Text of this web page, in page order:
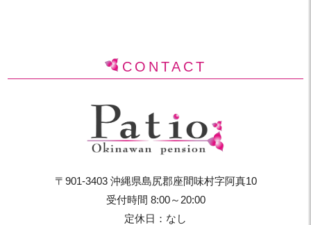
CONTACT
〒901-3403 沖縄県島尻郡座間味村字阿真10
受付時間 8:00～20:00
定休日：なし